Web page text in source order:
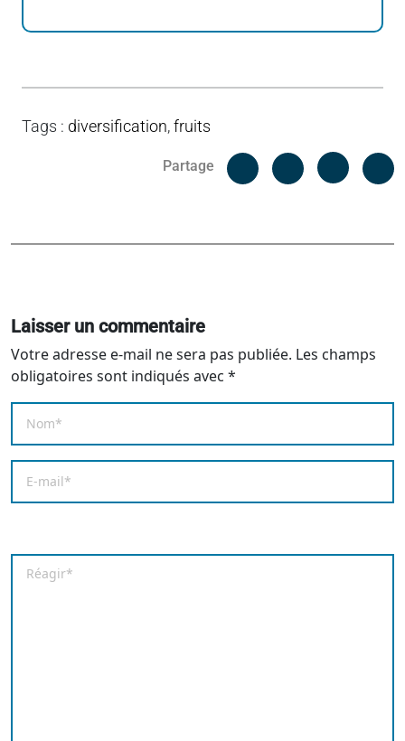
Tags : diversification,fruits
Partage
Facebook
Laisser un commentaire
Votre adresse e-mail ne sera pas publiée. Les champs
obligatoires sont indiqués avec *